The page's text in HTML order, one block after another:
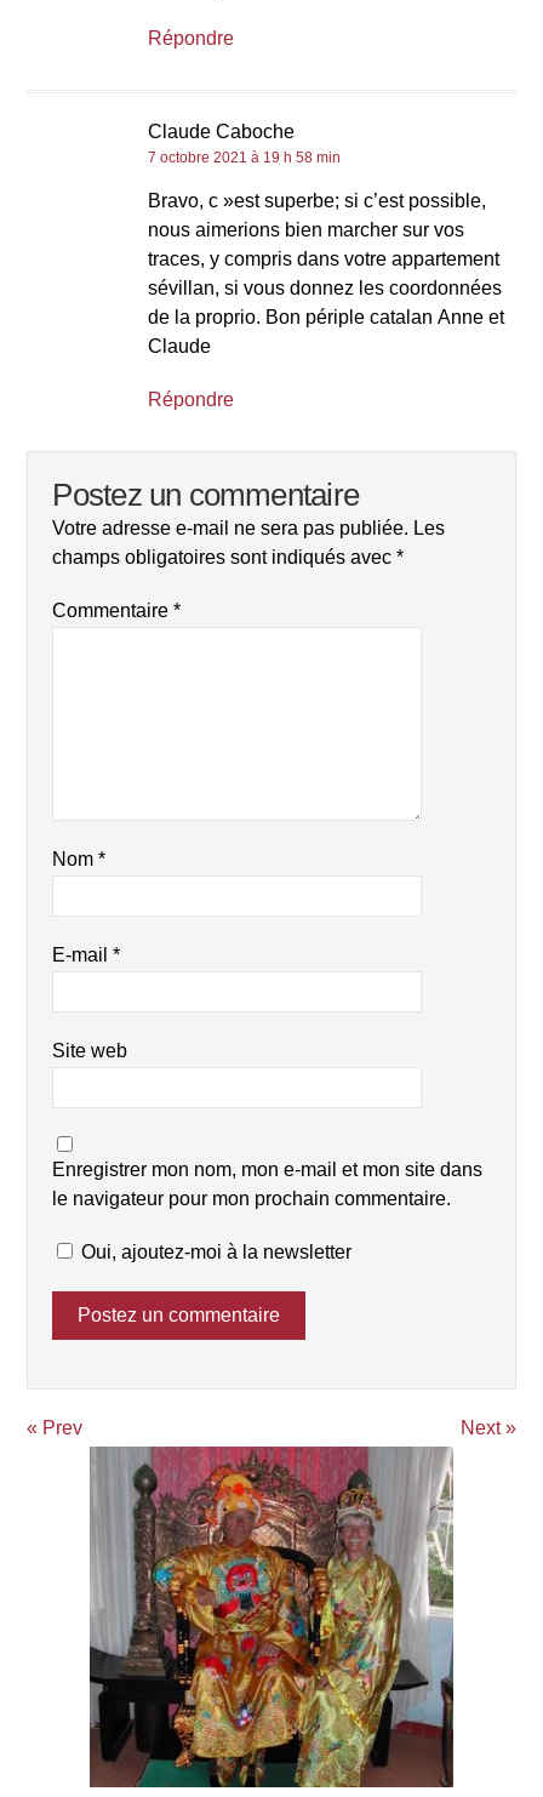
Répondre
Claude Caboche
7 octobre 2021 à 19 h 58 min
Bravo, c »est superbe; si c’est possible,
nous aimerions bien marcher sur vos
traces, y compris dans votre appartement
sévillan, si vous donnez les coordonnées
de la proprio. Bon périple catalan Anne et
Claude
Répondre
Postez un commentaire
Votre adresse e-mail ne sera pas publiée. Les
champs obligatoires sont indiqués avec*
Commentaire*
Nom*
E-mail*
Site web
Enregistrer mon nom, mon e-mail et mon site dans
le navigateur pour mon prochain commentaire.
Oui, ajoutez-moi à la newsletter
« Prev Next »